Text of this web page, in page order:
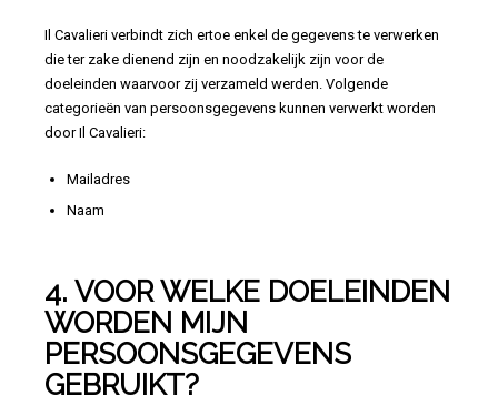
Il Cavalieri verbindt zich ertoe enkel de gegevens te verwerken
die ter zake dienend zijn en noodzakelijk zijn voor de
doeleinden waarvoor zij verzameld werden. Volgende
categorieën van persoonsgegevens kunnen verwerkt worden
door Il Cavalieri:
Mailadres
Naam
4. VOOR WELKE DOELEINDEN
WORDEN MIJN
PERSOONSGEGEVENS
GEBRUIKT?